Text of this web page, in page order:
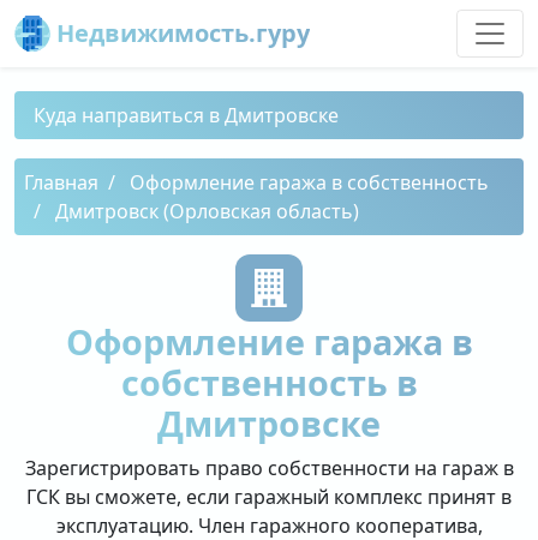
Недвижимость.гуру
Куда направиться в Дмитровске
Главная
Оформление гаража в собственность
Дмитровск (Орловская область)
Оформление гаража в
собственность в
Дмитровске
Зарегистрировать право собственности на гараж в
ГСК вы сможете, если гаражный комплекс принят в
эксплуатацию. Член гаражного кооператива,